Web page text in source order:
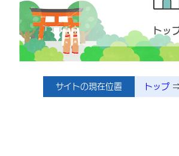
トッ
サイトの現在位置 トップ